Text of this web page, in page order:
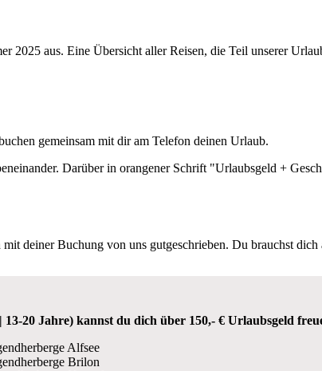
2025 aus. Eine Übersicht aller Reisen, die Teil unserer
gemeinsam mit dir am Telefon deinen Urlaub.
deiner Buchung von uns gutgeschrieben. Du brauchst
20 Jahre) kannst du dich über 150,- € Urlaubsgeld
Alfsee
Brilon